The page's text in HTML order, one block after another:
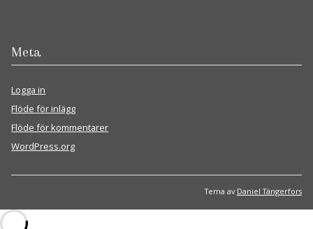
Meta
Logga in
Flöde för inlägg
Flöde för kommentarer
WordPress.org
Tema av Daniel Tängerfors